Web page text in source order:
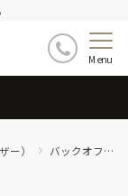
Menu
ー） バックオフィス